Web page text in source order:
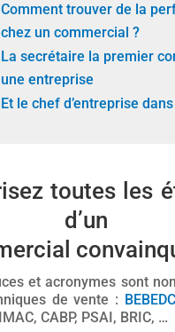
Comment trouver de la
chez un commercial ?
La secrétaire la premier
une entreprise
Et le chef d’entreprise
toutes les
d’un
et acronymes sont
de vente : BEBEDC
CABP, PSAI, BRIC, …